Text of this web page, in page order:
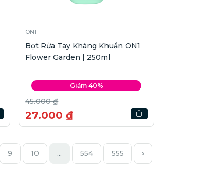
ON1
Bọt Rửa Tay Kháng Khuẩn ON1
Flower Garden | 250ml
Giảm 40%
45.000 ₫
27.000 ₫
9 10 ... 554 555 ›